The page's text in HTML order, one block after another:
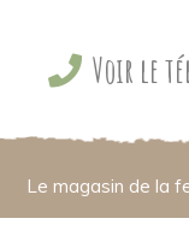
Voir le
Le magasin de la